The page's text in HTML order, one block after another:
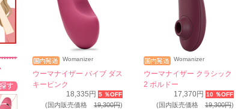
Womanizer
ウーマナイザー バイブ ダス
キーピンク
18,335円 5 ％OFF
(国内販売価格 19,300円)
Womanizer
ウーマナイザー クラシック
2 ボルドー
17,370円 10 ％OFF
(国内販売価格 19,300円)